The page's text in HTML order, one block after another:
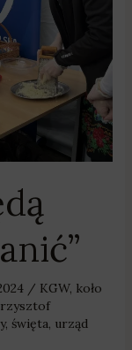
/ KGW, koło
, święta, urząd